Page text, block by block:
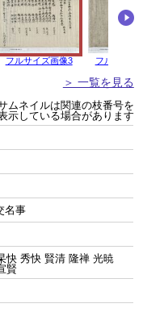
フルサイズ画像3 フルサイズ
＞ 一覧を見る
ムネイルは関連の枝番号を
示している場合があります
名事
快 秀快 賢清 隆禅 光暁
賢